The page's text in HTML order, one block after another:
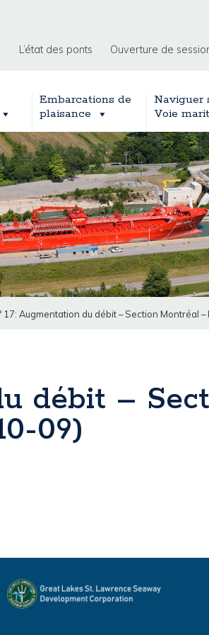
L’état des ponts Ouverture de
Embarcations de
plaisance
Naviguer
Voie
17: Augmentation du débit – Section Montréal
débit –
09)